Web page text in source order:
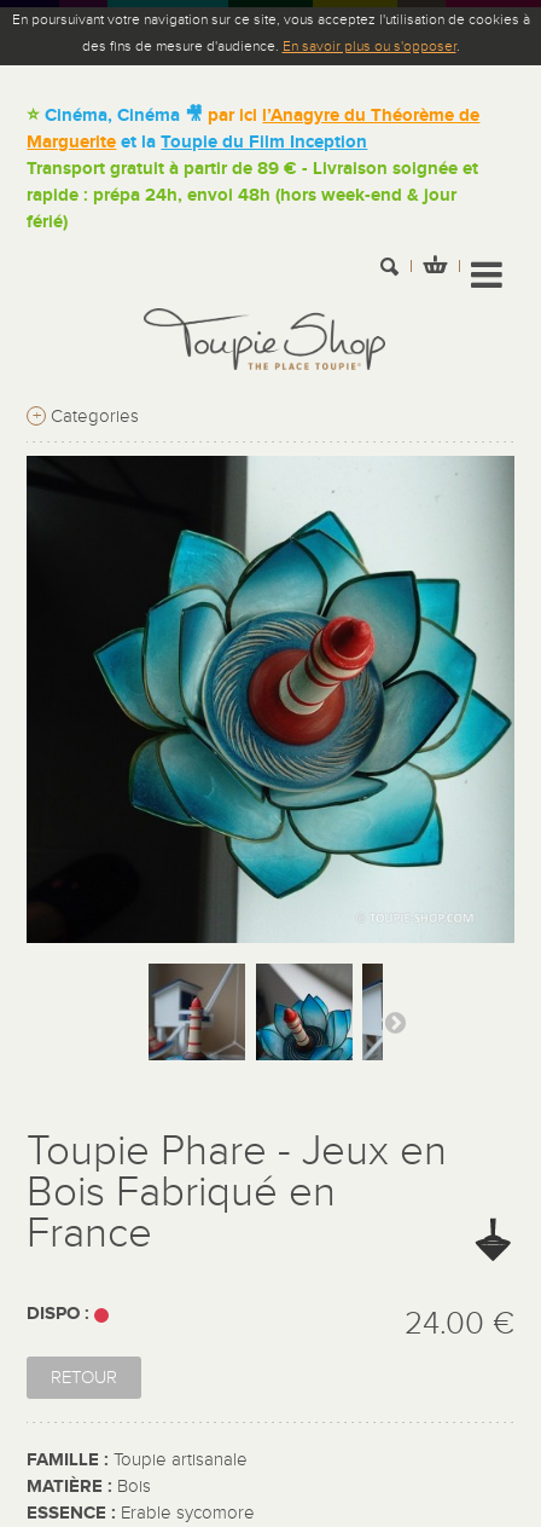
En poursuivant votre navigation sur ce site, vous acceptez l'utilisation de cookies à
des fins de mesure d'audience. En savoir plus ou s'opposer.
⭐Cinéma, Cinéma 🎥 par ici l’Anagyre du Théorème de
Marguerite et laToupie du Film Inception
Transport gratuit à partir de 89 € - Livraison soignée et
rapide : prépa 24h, envoi 48h (hors week-end & jour
férié)
+ Categories
Toupie Phare - Jeux en
Bois Fabriqué en
France
DISPO : 24.00 €
RETOUR
FAMILLE :Toupie artisanale
MATIÈRE : Bois
ESSENCE : Erable sycomore